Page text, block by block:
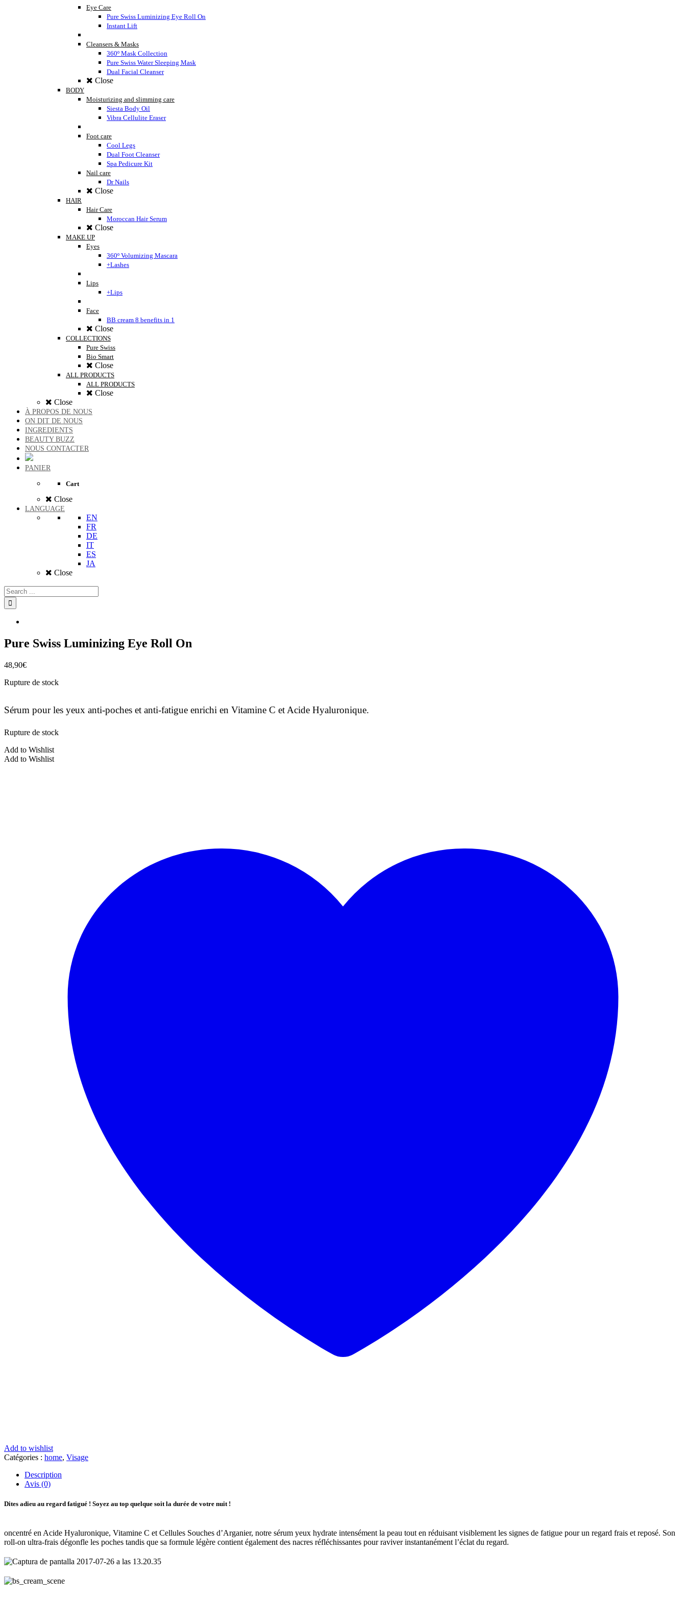
Eye Care
Pure Swiss Luminizing Eye Roll On
Instant Lift
Cleansers & Masks
360º Mask Collection
Pure Swiss Water Sleeping Mask
Dual Facial Cleanser
Close
BODY
Moisturizing and slimming care
Siesta Body Oil
Vibra Cellulite Eraser
Foot care
Cool Legs
Dual Foot Cleanser
Spa Pedicure Kit
Nail care
Dr Nails
Close
HAIR
Hair Care
Moroccan Hair Serum
Close
MAKE UP
Eyes
360º Volumizing Mascara
+Lashes
Lips
+Lips
Face
BB cream 8 benefits in 1
Close
COLLECTIONS
Pure Swiss
Bio Smart
Close
ALL PRODUCTS
ALL PRODUCTS
Close
Close
À PROPOS DE NOUS
ON DIT DE NOUS
INGREDIENTS
BEAUTY BUZZ
NOUS CONTACTER
PANIER
Cart
Close
LANGUAGE
EN
FR
DE
IT
ES
JA
Close
Pure Swiss Luminizing Eye Roll On
48,90€
Rupture de stock
Sérum pour les yeux anti-poches et anti-fatigue enrichi en Vitamine C et Acide Hyaluronique.
Rupture de stock
Add to Wishlist
Add to Wishlist
Add to wishlist
Catégories : home, Visage
Description
Avis (0)
Dites adieu au regard fatigué ! Soyez au top quelque soit la durée de votre nuit !
oncentré en Acide Hyaluronique, Vitamine C et Cellules Souches d’Arganier, notre sérum yeux hydrate intensément la peau tout en réduisant visiblement les signes de fatigue pour un regard frais et reposé. Son
roll-on ultra-frais dégonfle les poches tandis que sa formule légère contient également des nacres réfléchissantes pour raviver instantanément l’éclat du regard.